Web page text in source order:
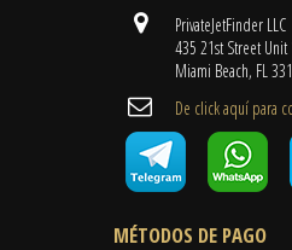
PrivateJetFinder LLC
435 21st Street Unit
Miami Beach, FL
De click aquí para
MÉTODOS DE PAGO